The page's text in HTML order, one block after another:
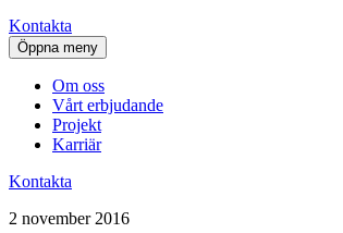
Kontakta
Öppna meny
Om oss
Vårt erbjudande
Projekt
Karriär
Kontakta
2 november 2016